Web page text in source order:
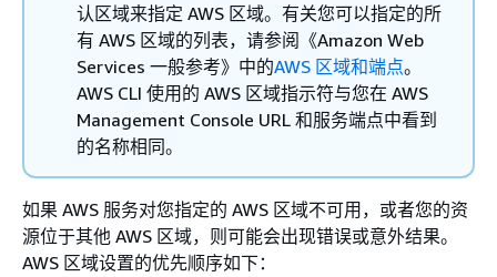
认区域来指定 AWS 区域。有关您可以指定的所
有 AWS 区域的列表，请参阅《Amazon Web
Services 一般参考》 中的AWS 区域和端点。
AWS CLI 使用的 AWS 区域指示符与您在 AWS
Management Console URL 和服务端点中看到
的名称相同。
如果 AWS 服务对您指定的 AWS 区域不可用，或者您的资
源位于其他 AWS 区域，则可能会出现错误或意外结果。
AWS 区域设置的优先顺序如下：